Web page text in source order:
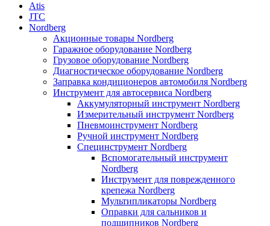
Atis
JTC
Nordberg
Акционные товары Nordberg
Гаражное оборудование Nordberg
Грузовое оборудование Nordberg
Диагностическое оборудование Nordberg
Заправка кондиционеров автомобиля Nordberg
Инструмент для автосервиса Nordberg
Аккумуляторный инструмент Nordberg
Измерительный инструмент Nordberg
Пневмоинструмент Nordberg
Ручной инструмент Nordberg
Специнструмент Nordberg
Вспомогательный инструмент
Nordberg
Инструмент для поврежденного
крепежа Nordberg
Мультипликаторы Nordberg
Оправки для сальников и
подшипников Nordberg